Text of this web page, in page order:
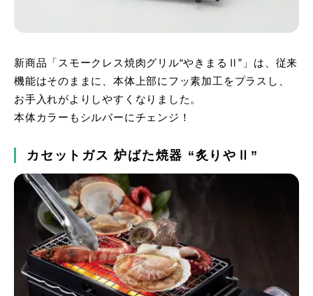
新商品「スモークレス焼肉グリル“やきまるⅡ”」は、従来
機能はそのままに、本体上部にフッ素加工をプラスし、
お手入れがよりしやすくなりました。
本体カラーもシルバーにチェンジ！
カセットガス 炉ばた焼器 “炙りやⅡ”